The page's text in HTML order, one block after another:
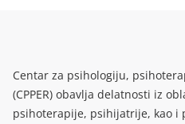
Centar za psihologiju,
(CPPER) obavlja delatnosti iz
psihoterapije, psihijatrije, kao i